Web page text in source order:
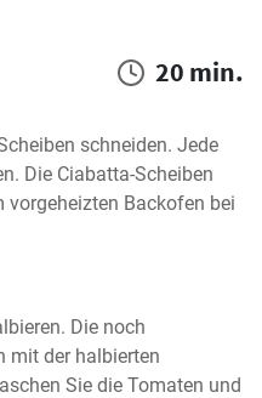
20 min.
schneiden. Jede
Die Ciabatta-Scheiben
Backofen bei
Die noch
mit der halbierten
Sie die Tomaten und